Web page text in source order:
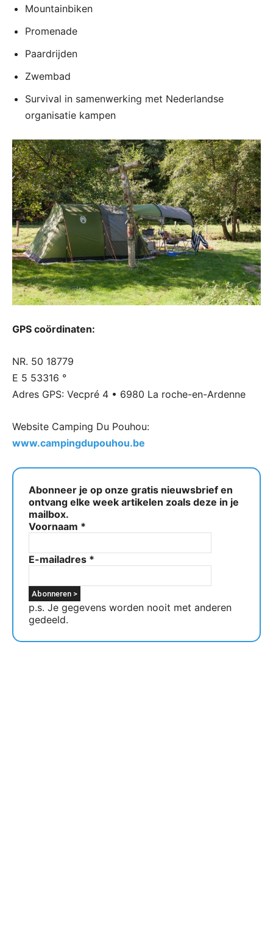
Mountainbiken
Promenade
Paardrijden
Zwembad
Survival in samenwerking met Nederlandse
organisatie kampen
GPS coördinaten:
NR. 50 18779
E 5 53316 °
Adres GPS: Vecpré 4 • 6980 La roche-en-Ardenne
Website Camping Du Pouhou:
www.campingdupouhou.be
Abonneer je op onze gratis nieuwsbrief en
ontvang elke week artikelen zoals deze in je
mailbox.
Voornaam *
E-mailadres *
p.s. Je gegevens worden nooit met anderen
gedeeld.